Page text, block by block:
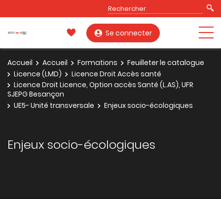
Se connecter
Accueil Accueil Formations
Feuilleter le catalogue
Licence (LMD)
Licence Droit Accès santé
Licence Droit Licence, Option accès Santé (L.AS), UFR
SJEPG Besançon
UE5- Unité transversale
Enjeux socio-écologiques
Enjeux socio-écologiques